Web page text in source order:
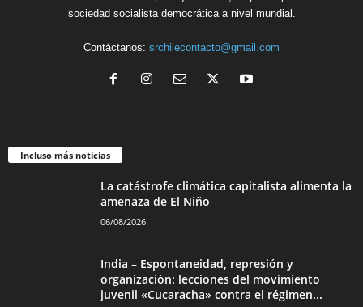
sociedad socialista democrática a nivel mundial.
Contáctanos: srchilecontacto@gmail.com
Incluso más noticias
La catástrofe climática capitalista alimenta la
amenaza de El Niño
06/08/2026
India – Espontaneidad, represión y
organización: lecciones del movimiento
juvenil «Cucaracha» contra el régimen...